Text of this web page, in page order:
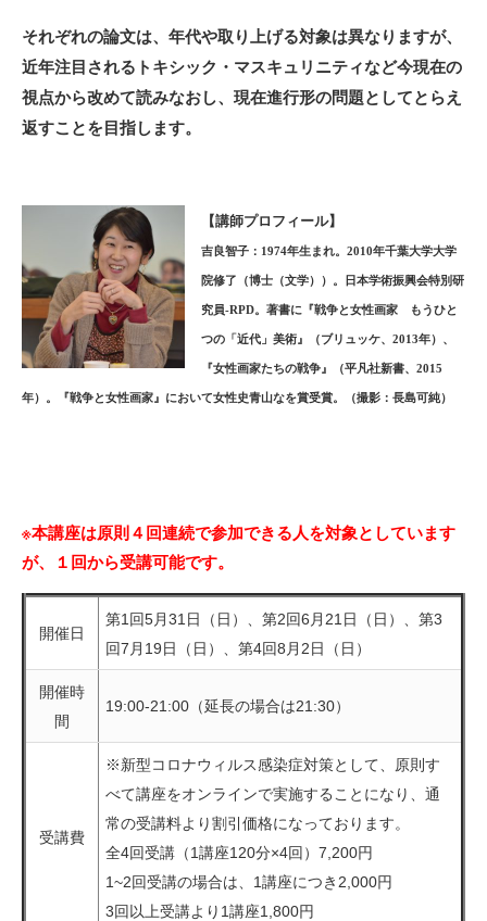
それぞれの論文は、年代や取り上げる対象は異なりますが、
近年注目されるトキシック・マスキュリニティなど今現在の
視点から改めて読みなおし、現在進行形の問題としてとらえ
返すことを目指します。
【講師プロフィール】
吉良智子：1974年生まれ。2010年千葉大学大学
院修了（博士（文学））。日本学術振興会特別研
究員-RPD。著書に『戦争と女性画家 もうひと
つの「近代」美術』（ブリュッケ、2013年）、
『女性画家たちの戦争』（平凡社新書、2015
年）。『戦争と女性画家』において女性史青山なを賞受賞。（撮影：長島可純）
※本講座は原則４回連続で参加できる人を対象としています
が、１回から受講可能です。
開催日
第1回5月31日（日）、第2回6月21日（日）、第3
回7月19日（日）、第4回8月2日（日）
開催時
間
19:00-21:00（延長の場合は21:30）
受講費
※新型コロナウィルス感染症対策として、原則す
べて講座をオンラインで実施することになり、通
常の受講料より割引価格になっております。
全4回受講（1講座120分×4回）7,200円
1~2回受講の場合は、1講座につき2,000円
3回以上受講より1講座1,800円